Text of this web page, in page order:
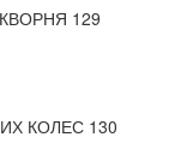
129
КОЛЕС 130